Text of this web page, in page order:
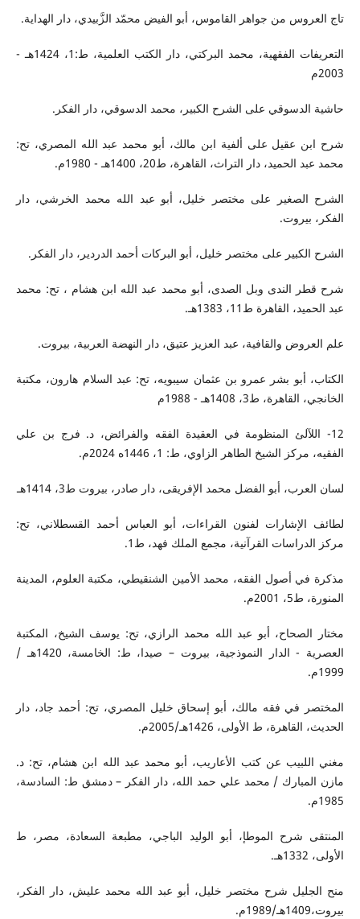
تاج العروس من جواهر القاموس، أبو الفيض محمّد الزَّبيدي، دار الهداية.
التعريفات الفقهية، محمد البركتي، دار الكتب العلمية، ط:1، 1424هـ -
2003م
حاشية الدسوقي على الشرح الكبير، محمد الدسوقي، دار الفكر.
شرح ابن عقيل على ألفية ابن مالك، أبو محمد عبد الله المصري، تح:
محمد عبد الحميد، دار التراث، القاهرة، ط20، 1400هـ - 1980م.
الشرح الصغير على مختصر خليل، أبو عبد الله محمد الخرشي، دار
الفكر، بيروت.
الشرح الكبير على مختصر خليل، أبو البركات أحمد الدردير، دار الفكر.
شرح قطر الندى وبل الصدى، أبو محمد عبد الله ابن هشام ، تح: محمد
عبد الحميد، القاهرة ط11، 1383هـ.
علم العروض والقافية، عبد العزيز عتيق، دار النهضة العربية، بيروت.
الكتاب، أبو بشر عمرو بن عثمان سيبويه، تح: عبد السلام هارون، مكتبة
الخانجي، القاهرة، ط3، 1408هـ - 1988م
12- اللآلئ المنظومة في العقيدة الفقه والفرائض، د. فرج بن علي
الفقيه، مركز الشيخ الطاهر الزاوي، ط: 1، 1446ه 2024م.
لسان العرب، أبو الفضل محمد الإفريقى، دار صادر، بيروت ط3، 1414هـ
لطائف الإشارات لفنون القراءات، أبو العباس أحمد القسطلاني، تح:
مركز الدراسات القرآنية، مجمع الملك فهد، ط1.
مذكرة في أصول الفقه، محمد الأمين الشنقيطي، مكتبة العلوم، المدينة
المنورة، ط5، 2001م.
مختار الصحاح، أبو عبد الله محمد الرازي، تح: يوسف الشيخ، المكتبة
العصرية - الدار النموذجية، بيروت – صيدا، ط: الخامسة، 1420هـ /
1999م.
المختصر في فقه مالك، أبو إسحاق خليل المصري، تح: أحمد جاد، دار
الحديث، القاهرة، ط الأولى، 1426هـ/2005م.
مغني اللبيب عن كتب الأعاريب، أبو محمد عبد الله ابن هشام، تح: د.
مازن المبارك / محمد علي حمد الله، دار الفكر – دمشق ط: السادسة،
1985م.
المنتقى شرح الموطإ، أبو الوليد الباجي، مطبعة السعادة، مصر، ط
الأولى، 1332هـ.
منح الجليل شرح مختصر خليل، أبو عبد الله محمد عليش، دار الفكر،
بيروت،1409هـ/1989م.